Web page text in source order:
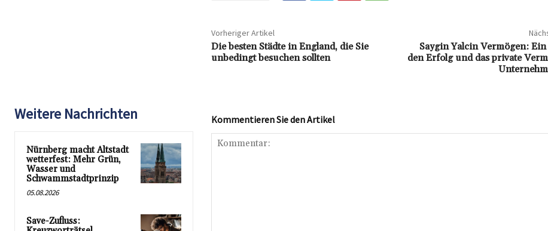
Vorheriger Artikel
Die besten Städte in England, die Sie
unbedingt besuchen sollten
Saygin Yalcin Vermögen:
den Erfolg und das private
Weitere Nachrichten
Nürnberg macht Altstadt
wetterfest: Mehr Grün,
Wasser und
Schwammstadtprinzip
05.08.2026
Save-Zufluss:
Kommentieren Sie den Artikel